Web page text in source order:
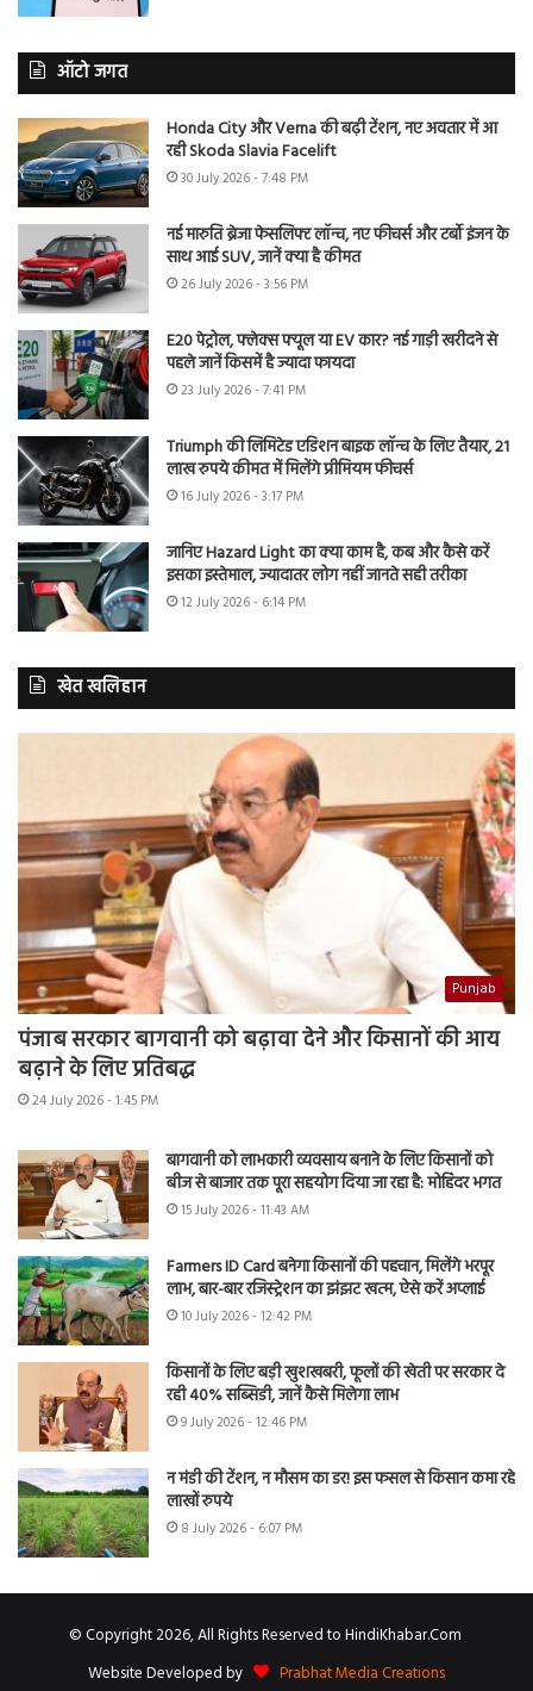
ऑटो जगत
Honda City और Verna की बढ़ी टेंशन, नए अवतार में आ
रही Skoda Slavia Facelift
30 July 2026 - 7:48 PM
नई मारुति ब्रेजा फेसलिफ्ट लॉन्च, नए फीचर्स और टर्बो इंजन के
साथ आई SUV, जानें क्या है कीमत
26 July 2026 - 3:56 PM
E20 पेट्रोल, फ्लेक्स फ्यूल या EV कार? नई गाड़ी खरीदने से
पहले जानें किसमें है ज्यादा फायदा
23 July 2026 - 7:41 PM
Triumph की लिमिटेड एडिशन बाइक लॉन्च के लिए तैयार, 21
लाख रुपये कीमत में मिलेंगे प्रीमियम फीचर्स
16 July 2026 - 3:17 PM
जानिए Hazard Light का क्या काम है, कब और कैसे करें
इसका इस्तेमाल, ज्यादातर लोग नहीं जानते सही तरीका
12 July 2026 - 6:14 PM
खेत खलिहान
Punjab
पंजाब सरकार बागवानी को बढ़ावा देने और किसानों की आय
बढ़ाने के लिए प्रतिबद्ध
24 July 2026 - 1:45 PM
बागवानी को लाभकारी व्यवसाय बनाने के लिए किसानों को
बीज से बाजार तक पूरा सहयोग दिया जा रहा है: मोहिंदर भगत
15 July 2026 - 11:43 AM
Farmers ID Card बनेगा किसानों की पहचान, मिलेंगे भरपूर
लाभ, बार-बार रजिस्ट्रेशन का झंझट खत्म, ऐसे करें अप्लाई
10 July 2026 - 12:42 PM
किसानों के लिए बड़ी खुशखबरी, फूलों की खेती पर सरकार दे
रही 40% सब्सिडी, जानें कैसे मिलेगा लाभ
9 July 2026 - 12:46 PM
न मंडी की टेंशन, न मौसम का डर! इस फसल से किसान कमा रहे
लाखों रुपये
8 July 2026 - 6:07 PM
© Copyright 2026, All Rights Reserved to HindiKhabar.Com
Website Developed by
Prabhat Media Creations